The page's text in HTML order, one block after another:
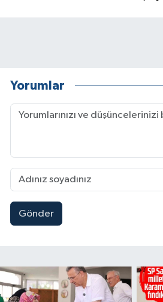
Yorumlar
Gönder